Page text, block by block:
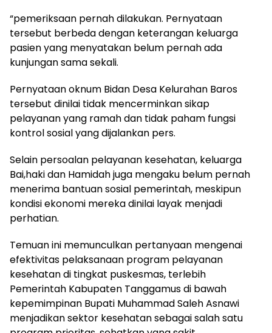
“pemeriksaan pernah dilakukan. Pernyataan
tersebut berbeda dengan keterangan keluarga
pasien yang menyatakan belum pernah ada
kunjungan sama sekali.
Pernyataan oknum Bidan Desa Kelurahan Baros
tersebut dinilai tidak mencerminkan sikap
pelayanan yang ramah dan tidak paham fungsi
kontrol sosial yang dijalankan pers.
Selain persoalan pelayanan kesehatan, keluarga
Bai,haki dan Hamidah juga mengaku belum pernah
menerima bantuan sosial pemerintah, meskipun
kondisi ekonomi mereka dinilai layak menjadi
perhatian.
Temuan ini memunculkan pertanyaan mengenai
efektivitas pelaksanaan program pelayanan
kesehatan di tingkat puskesmas, terlebih
Pemerintah Kabupaten Tanggamus di bawah
kepemimpinan Bupati Muhammad Saleh Asnawi
menjadikan sektor kesehatan sebagai salah satu